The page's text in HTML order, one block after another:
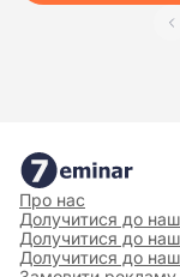
Про нас
Долучитися до
Долучитися до
Долучитися до